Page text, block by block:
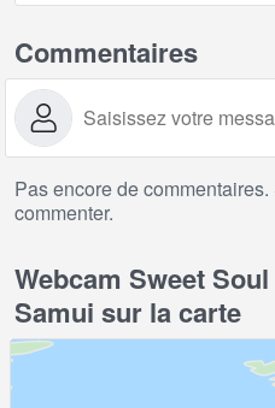
Commentaires
Pas encore de
commenter.
Webcam Sweet
Samui sur la carte